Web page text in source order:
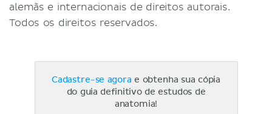
alemãs e internacionais de direitos autorais.
Todos os direitos reservados.
Cadastre-se agora e obtenha sua cópia
do guia definitivo de estudos de
anatomia!